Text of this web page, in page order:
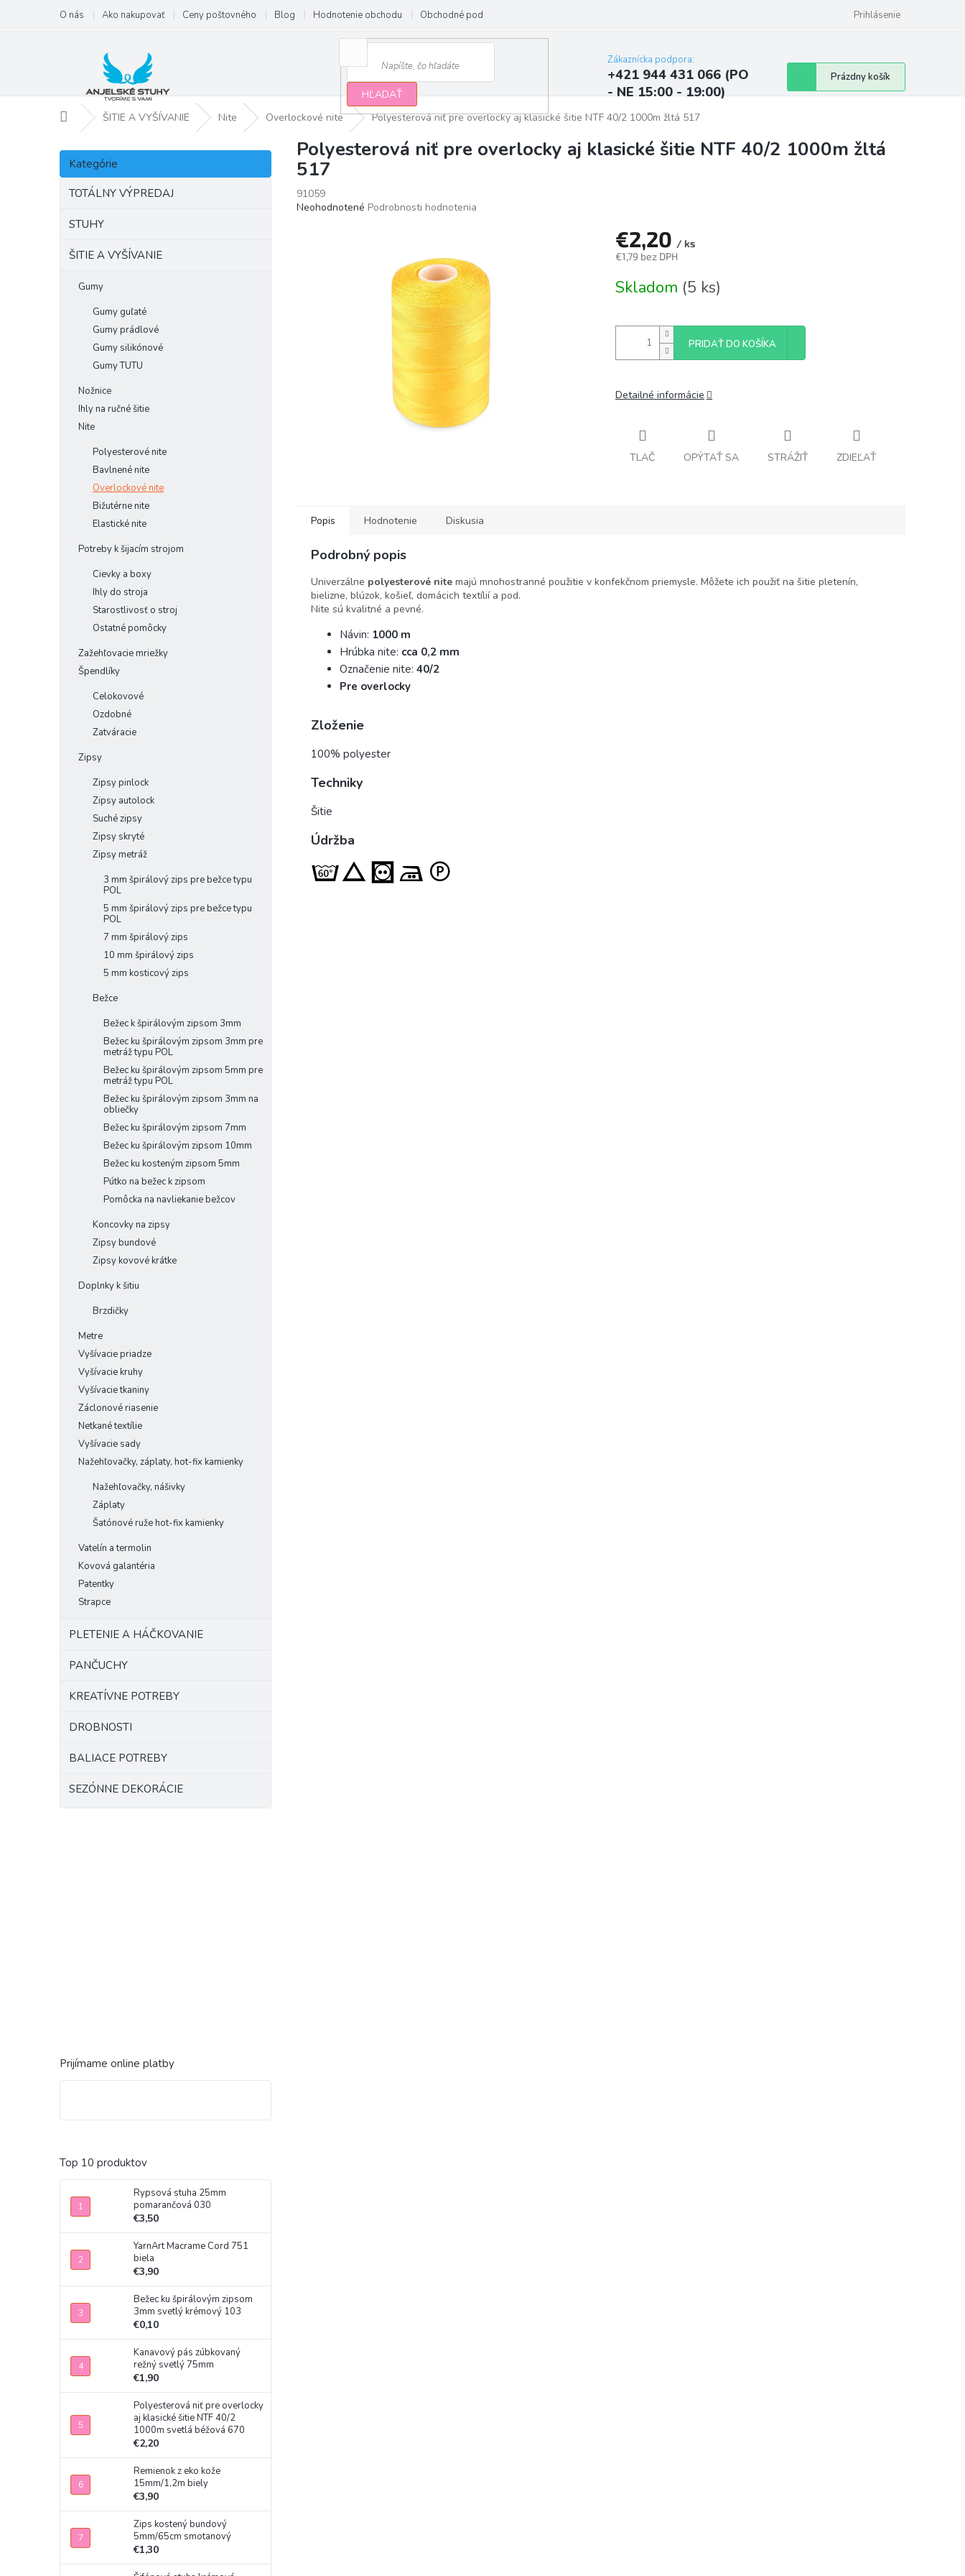
obsah
O nás Ako nakupovať Ceny poštovného Blog Hodnotenie obchodu Obchodné podmienky Najčastejšie otázky a odpovede
Prihlásenie
HĽADAŤ
Zákaznícka podpora:
+421 944 431 066 (PO
- NE 15:00 - 19:00)
Nákupný
košík
Prázdny košík
DomovŠITIE A VYŠÍVANIE Nite Overlockové nite Polyesterová niť pre overlocky aj klasické šitie NTF 40/2 1000m žltá 517
B
č
Preskočiť
kategórie
Kategórie
TOTÁLNY VÝPREDAJ
STUHY
ŠITIE A VYŠÍVANIE
Gumy
Gumy guľaté
Gumy prádlové
Gumy silikónové
Gumy TUTU
Nožnice
Ihly na ručné šitie
Nite
Polyesterové nite
Bavlnené nite
Overlockové nite
Bižutérne nite
Elastické nite
Potreby k šijacím strojom
Cievky a boxy
Ihly do stroja
Starostlivosť o stroj
Ostatné pomôcky
Zažehľovacie mriežky
Špendlíky
Celokovové
Ozdobné
Zatváracie
Zipsy
Zipsy pinlock
Zipsy autolock
Suché zipsy
Zipsy skryté
Zipsy metráž
3 mm špirálový zips pre bežce typu
POL
5 mm špirálový zips pre bežce typu
POL
7 mm špirálový zips
10 mm špirálový zips
5 mm kosticový zips
Bežce
Bežec k špirálovým zipsom 3mm
Bežec ku špirálovým zipsom 3mm pre
metráž typu POL
Bežec ku špirálovým zipsom 5mm pre
metráž typu POL
Bežec ku špirálovým zipsom 3mm na
obliečky
Bežec ku špirálovým zipsom 7mm
Bežec ku špirálovým zipsom 10mm
Bežec ku kosteným zipsom 5mm
Pútko na bežec k zipsom
Pomôcka na navliekanie bežcov
Koncovky na zipsy
Zipsy bundové
Zipsy kovové krátke
Doplnky k šitiu
Brzdičky
Metre
Vyšívacie priadze
Vyšívacie kruhy
Vyšívacie tkaniny
Záclonové riasenie
Netkané textílie
Vyšívacie sady
Nažehľovačky, záplaty, hot-fix kamienky
Nažehľovačky, nášivky
Záplaty
Šatónové ruže hot-fix kamienky
Vatelín a termolin
Kovová galantéria
Patentky
Strapce
PLETENIE A HÁČKOVANIE
PANČUCHY
KREATÍVNE POTREBY
DROBNOSTI
BALIACE POTREBY
SEZÓNNE DEKORÁCIE
Prijímame online platby
Top 10 produktov
Rypsová stuha 25mm
pomarančová 030
€3,50
YarnArt Macrame Cord 751
biela
€3,90
Bežec ku špirálovým zipsom
3mm svetlý krémový 103
€0,10
Kanavový pás zúbkovaný
režný svetlý 75mm
€1,90
Polyesterová niť pre overlocky
aj klasické šitie NTF 40/2
1000m svetlá béžová 670
€2,20
Remienok z eko kože
15mm/1,2m biely
€3,90
Zips kostený bundový
5mm/65cm smotanový
€1,30
Polyesterová niť pre overlocky aj klasické šitie NTF 40/2 1000m žltá
517
91059
Priemerné
Neohodnotené Podrobnosti hodnotenia
€2,20 / ks
€1,79 bez DPH
cena:
Skladom (5 ks)
PRIDAŤ DO KOŠÍKA
Detailné informácie
TLAČ OPÝTAŤ SA STRÁŽIŤ ZDIEĽAŤ
Popis Hodnotenie Diskusia
Podrobný popis
Univerzálne polyesterové nite majú mnohostranné použitie v konfekčnom priemysle. Môžete ich použiť na šitie pletenín,
bielizne, blúzok, košieľ, domácich textílií a pod.
Nite sú kvalitné a pevné.
Návin: 1000 m
Hrúbka nite: cca 0,2 mm
Označenie nite: 40/2
Pre overlocky
Zloženie
100% polyester
Techniky
Šitie
Údržba